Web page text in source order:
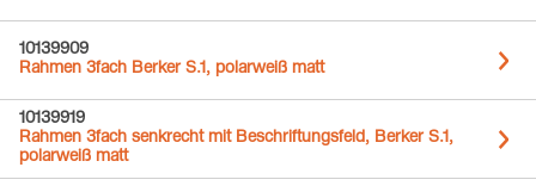
10139909
Rahmen 3fach Berker S.1, polarweiß matt
10139919
Rahmen 3fach senkrecht mit Beschriftungsfeld, Berker S.1,
polarweiß matt